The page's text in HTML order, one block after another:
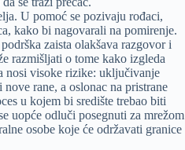
U pomoć se pozivaju rođaci,
kako bi nagovarali na pomirenje.
zaista olakšava razgovor i
razmišljati o tome kako izgleda
nosi visoke rizike: uključivanje
rane, a oslonac na pristrane
u kojem bi središte trebao biti
uopće odluči posegnuti za mrežom
osobe koje će održavati granice